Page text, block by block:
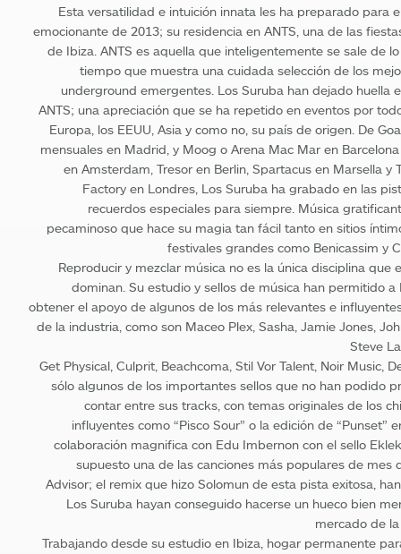
Esta versatilidad e intuición innata les ha preparado para
emocionante de 2013; su residencia en ANTS, una de las
de Ibiza. ANTS es aquella que inteligentemente se sale de
tiempo que muestra una cuidada selección de los
underground emergentes. Los Suruba han dejado huella
ANTS; una apreciación que se ha repetido en eventos por
Europa, los EEUU, Asia y como no, su país de origen. De
mensuales en Madrid, y Moog o Arena Mac Mar en
en Amsterdam, Tresor en Berlin, Spartacus en Marsella y
Factory en Londres, Los Suruba ha grabado en las
recuerdos especiales para siempre. Música
pecaminoso que hace su magia tan fácil tanto en sitios
festivales grandes como Benicassim y
Reproducir y mezclar música no es la única disciplina que
dominan. Su estudio y sellos de música han permitido a
obtener el apoyo de algunos de los más relevantes e
de la industria, como son Maceo Plex, Sasha, Jamie Jones,
Steve
Get Physical, Culprit, Beachcoma, Stil Vor Talent, Noir Music,
sólo algunos de los importantes sellos que no han podido
contar entre sus tracks, con temas originales de los
influyentes como “Pisco Sour” o la edición de “Punset”
colaboración magnifica con Edu Imbernon con el sello
supuesto una de las canciones más populares de mes
Advisor; el remix que hizo Solomun de esta pista exitosa,
Los Suruba hayan conseguido hacerse un hueco bien
mercado de
Trabajando desde su estudio en Ibiza, hogar permanente